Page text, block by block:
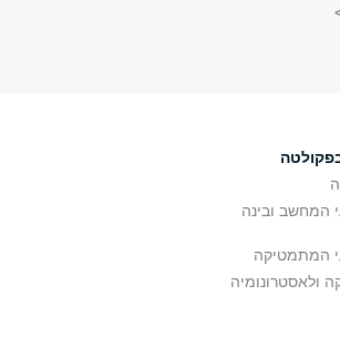
המחשב ובינה
המתמטיקה
ולאסטרונומיה